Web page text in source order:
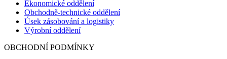
Ekonomické oddělení
Obchodně-technické oddělení
Úsek zásobování a logistiky
Výrobní oddělení
OBCHODNÍ PODMÍNKY